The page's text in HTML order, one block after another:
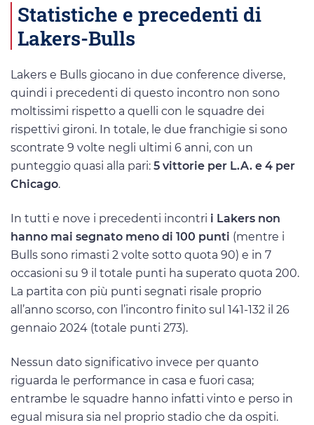
Statistiche e precedenti di
Lakers-Bulls
Lakers e Bulls giocano in due conference diverse,
quindi i precedenti di questo incontro non sono
moltissimi rispetto a quelli con le squadre dei
rispettivi gironi. In totale, le due franchigie si sono
scontrate 9 volte negli ultimi 6 anni, con un
punteggio quasi alla pari: 5 vittorie per L.A. e 4 per
Chicago.
In tutti e nove i precedenti incontri i Lakers non
hanno mai segnato meno di 100 punti (mentre i
Bulls sono rimasti 2 volte sotto quota 90) e in 7
occasioni su 9 il totale punti ha superato quota 200.
La partita con più punti segnati risale proprio
all’anno scorso, con l’incontro finito sul 141-132 il 26
gennaio 2024 (totale punti 273).
Nessun dato significativo invece per quanto
riguarda le performance in casa e fuori casa;
entrambe le squadre hanno infatti vinto e perso in
egual misura sia nel proprio stadio che da ospiti.